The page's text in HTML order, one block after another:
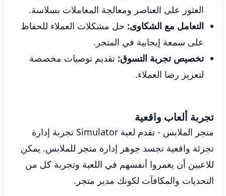
العثور على العناصر ومعالجة المعاملات بسلاسة.
التعامل مع الشكاوى: حل مشكلات العملاء للحفاظ
على سمعة إيجابية في المتجر.
تخصيص تجربة التسوق: تقديم توصيات مخصصة
لتعزيز رضا العملاء.
تجربة ألعاب واقعية
متجر الملابس - تقدم لعبة Simulator تجربة إدارة
تجزئة واقعية تجسد جوهر إدارة متجر للملابس. يمكن
للاعبين أن يغمروا أنفسهم في اللعبة وتجربة كل من
التحديات والمكافآت لكونك مدير متجر.